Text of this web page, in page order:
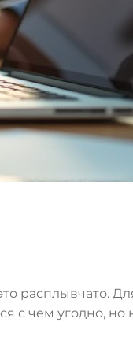
расплывчато.
с чем угодно, но